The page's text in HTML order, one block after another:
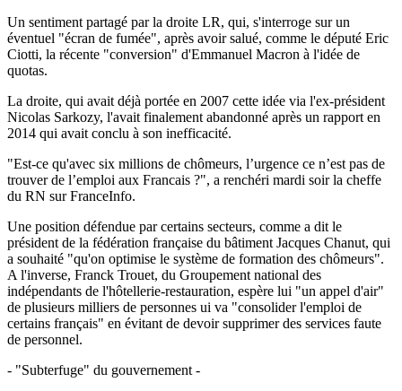
Un sentiment partagé par la droite LR, qui, s'interroge sur un
éventuel "écran de fumée", après avoir salué, comme le député Eric
Ciotti, la récente "conversion" d'Emmanuel Macron à l'idée de
quotas.
La droite, qui avait déjà portée en 2007 cette idée via l'ex-président
Nicolas Sarkozy, l'avait finalement abandonné après un rapport en
2014 qui avait conclu à son inefficacité.
"Est-ce qu'avec six millions de chômeurs, l’urgence ce n’est pas de
trouver de l’emploi aux Francais ?", a renchéri mardi soir la cheffe
du RN sur FranceInfo.
Une position défendue par certains secteurs, comme a dit le
président de la fédération française du bâtiment Jacques Chanut, qui
a souhaité "qu'on optimise le système de formation des chômeurs".
A l'inverse, Franck Trouet, du Groupement national des
indépendants de l'hôtellerie-restauration, espère lui "un appel d'air"
de plusieurs milliers de personnes ui va "consolider l'emploi de
certains français" en évitant de devoir supprimer des services faute
de personnel.
- "Subterfuge" du gouvernement -